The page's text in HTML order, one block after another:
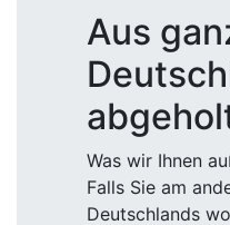
Aus
Was wir Ihnen
Falls Sie am
Deutschlands